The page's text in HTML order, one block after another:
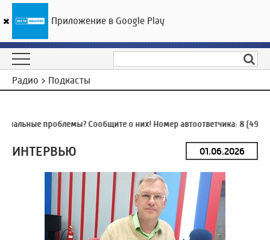
ГТРК «Ивтелерадио»
Радио > Подкасты
проблемы? Сообщите о них! Номер автоответчика:8 (4932)
ИНТЕРВЬЮ
Приложение в Google Play